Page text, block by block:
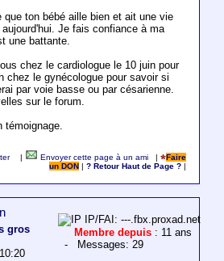
ton bébé aille bien et ait une vie
Je fais confiance à ma
une battante.
chez le cardiologue le 10 juin pour
chez le gynécologue pour savoir si
par voie basse ou par césarienne.
sur le forum.
témoignage.
Envoyer cette page à un ami |
Faire
un DON
|? Retour Haut de Page ?
gros
IP/FAI: ---.fbx.proxad.net
Membre depuis : 11 ans
- Messages: 29